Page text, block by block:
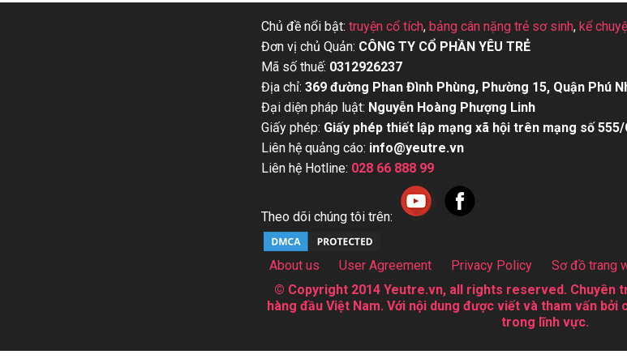
Chủ đề nổi bật: truyện cổ tích, bảng cân nặng trẻ sơ sinh, kể
Đơn vị chủ Quản: CÔNG TY CỔ PHẦN YÊU TRẺ
Mã số thuế: 0312926237
Địa chỉ: 369 đường Phan Đình Phùng, Phường 15, Quận Phú
Đại diện pháp luật: Nguyễn Hoàng Phượng Linh
Giấy phép: Giấy phép thiết lập mạng xã hội trên mạng số
Liên hệ quảng cáo: info@yeutre.vn
Liên hệ Hotline: 028 66 888 99
Theo dõi chúng tôi trên:
About us User Agreement Privacy Policy
Sơ đồ trang
© Copyright 2014 Yeutre.vn, all rights reserved. Chuyên
hàng đầu Việt Nam. Với nội dung được viết và tham vấn bởi
trong lĩnh vực.